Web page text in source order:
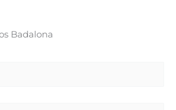
Badalona